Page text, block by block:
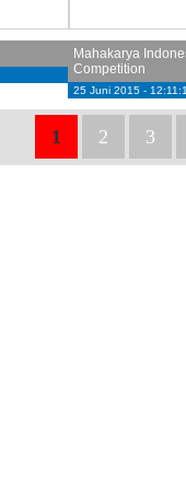
Mahakarya
Competition
25 Juni 2015 -
1 2 3